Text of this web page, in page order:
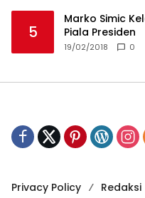
5
Marko Simic
Piala Presiden
19/02/2018 0
Privacy Policy Redaksi